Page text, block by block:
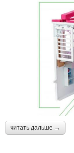
читать дальше →